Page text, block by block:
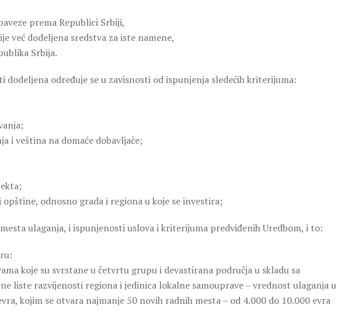
prema Republici Srbiji,
već dodeljena sredstva za iste namene,
Srbija.
dodeljena određuje se u zavisnosti od ispunjenja sledećih kriterijuma:
i veština na domaće dobavljače;
odnosno grada i regiona u koje se investira;
ulaganja, i ispunjenosti uslova i kriterijuma predviđenih Uredbom, i to:
koje su svrstane u četvrtu grupu i devastirana područja u skladu sa
liste razvijenosti regiona i jedinica lokalne samouprave – vrednost ulaganja u
kojim se otvara najmanje 50 novih radnih mesta – od 4.000 do 10.000 evra